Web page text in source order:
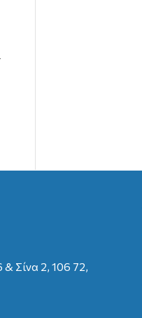
& Σίνα 2, 106 72,